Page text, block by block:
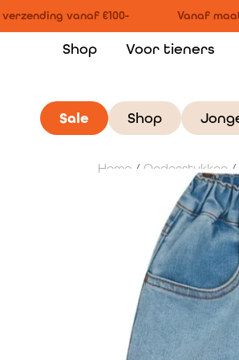
vanaf €100- Vanaf maat
Shop Voor tieners
Sale Shop
Home / Onderstukken /